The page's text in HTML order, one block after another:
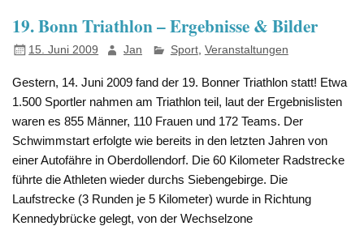
19. Bonn Triathlon – Ergebnisse & Bilder
15. Juni 2009 Jan Sport, Veranstaltungen
Gestern, 14. Juni 2009 fand der 19. Bonner Triathlon statt! Etwa
1.500 Sportler nahmen am Triathlon teil, laut der Ergebnislisten
waren es 855 Männer, 110 Frauen und 172 Teams. Der
Schwimmstart erfolgte wie bereits in den letzten Jahren von
einer Autofähre in Oberdollendorf. Die 60 Kilometer Radstrecke
führte die Athleten wieder durchs Siebengebirge. Die
Laufstrecke (3 Runden je 5 Kilometer) wurde in Richtung
Kennedybrücke gelegt, von der Wechselzone